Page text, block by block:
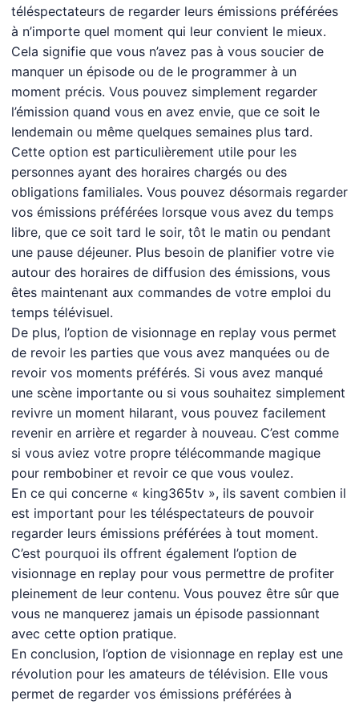
téléspectateurs de regarder leurs émissions préférées
à n’importe quel moment qui leur convient le mieux.
Cela signifie que vous n’avez pas à vous soucier de
manquer un épisode ou de le programmer à un
moment précis. Vous pouvez simplement regarder
l’émission quand vous en avez envie, que ce soit le
lendemain ou même quelques semaines plus tard.
Cette option est particulièrement utile pour les
personnes ayant des horaires chargés ou des
obligations familiales. Vous pouvez désormais regarder
vos émissions préférées lorsque vous avez du temps
libre, que ce soit tard le soir, tôt le matin ou pendant
une pause déjeuner. Plus besoin de planifier votre vie
autour des horaires de diffusion des émissions, vous
êtes maintenant aux commandes de votre emploi du
temps télévisuel.
De plus, l’option de visionnage en replay vous permet
de revoir les parties que vous avez manquées ou de
revoir vos moments préférés. Si vous avez manqué
une scène importante ou si vous souhaitez simplement
revivre un moment hilarant, vous pouvez facilement
revenir en arrière et regarder à nouveau. C’est comme
si vous aviez votre propre télécommande magique
pour rembobiner et revoir ce que vous voulez.
En ce qui concerne « king365tv », ils savent combien il
est important pour les téléspectateurs de pouvoir
regarder leurs émissions préférées à tout moment.
C’est pourquoi ils offrent également l’option de
visionnage en replay pour vous permettre de profiter
pleinement de leur contenu. Vous pouvez être sûr que
vous ne manquerez jamais un épisode passionnant
avec cette option pratique.
En conclusion, l’option de visionnage en replay est une
révolution pour les amateurs de télévision. Elle vous
permet de regarder vos émissions préférées à